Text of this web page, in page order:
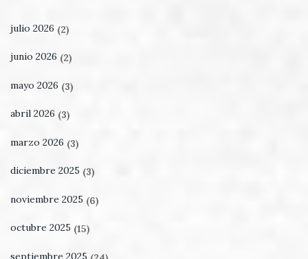
julio 2026 (2)
junio 2026 (2)
mayo 2026 (3)
abril 2026 (3)
marzo 2026 (3)
diciembre 2025 (3)
noviembre 2025 (6)
octubre 2025 (15)
septiembre 2025